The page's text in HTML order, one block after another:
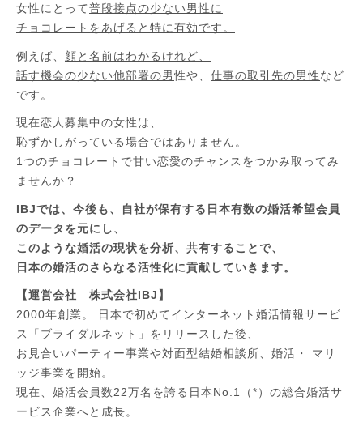
女性にとって普段接点の少ない男性に
チョコレートをあげると特に有効です。
例えば、 顔と名前はわかるけれど、
話す機会の少ない他部署の男性や、 仕事の取引先の男性など
です。
現在恋人募集中の女性は、
恥ずかしがっている場合ではありません。
1つのチョコレートで甘い恋愛のチャンスをつかみ取ってみ
ませんか？
IBJでは、今後も、自社が保有する日本有数の婚活希望会員
のデータを元にし、
このような婚活の現状を分析、共有することで、
日本の婚活のさらなる活性化に貢献していきます。
【運営会社 株式会社IBJ】
2000年創業。 日本で初めてインターネット婚活情報サービ
ス「ブライダルネット」をリリースした後、
お見合いパーティー事業や対面型結婚相談所、婚活・ マリ
ッジ事業を開始。
現在、婚活会員数22万名を誇る日本No.1（*）の総合婚活サ
ービス企業へと成長。